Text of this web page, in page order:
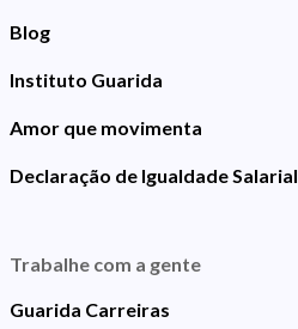
Blog
Instituto Guarida
Amor que movimenta
Declaração de Igualdade Salarial
Trabalhe com a gente
Guarida Carreiras